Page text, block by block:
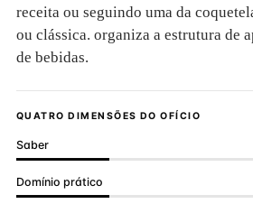
receita ou seguindo uma da
ou clássica. organiza a estrutura de
de bebidas.
QUATRO DIMENSÕES DO OFÍCIO
Saber
Domínio prático